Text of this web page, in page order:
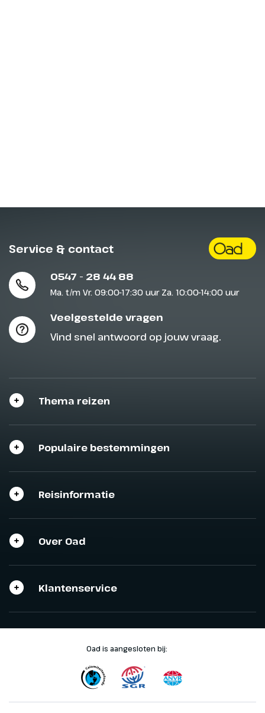
Service & contact
0547 - 28 44 88
Ma. t/m Vr. 09:00-17:30 uur Za. 10:00-14:00 uur
Veelgestelde vragen
Vind snel antwoord op jouw vraag.
Thema reizen
Populaire bestemmingen
Reisinformatie
Over Oad
Klantenservice
Oad is aangesloten bij: